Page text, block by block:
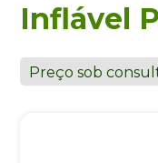
Inflável
Preço sob